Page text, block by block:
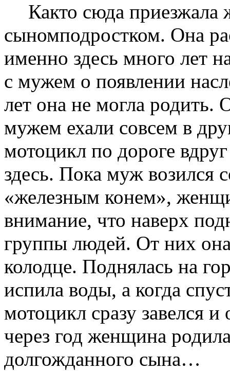
Как­то сюда приезжала
сыном­подростком. Она
именно здесь много лет
с мужем о появлении
лет она не могла родить.
мужем ехали совсем в
мотоцикл по дороге
здесь. Пока муж возился
«железным конем»,
внимание, что наверх
группы людей. От них
колодце. Поднялась на
испила воды, а когда
мотоцикл сразу завелся
через год женщина
долгожданного сына…